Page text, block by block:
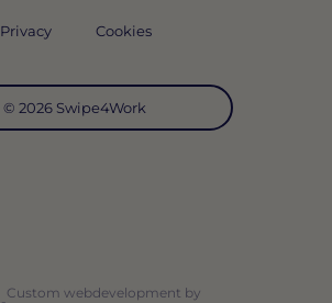
© 2026 Swipe4Work
Privacy Cookies
Custom webdevelopment by